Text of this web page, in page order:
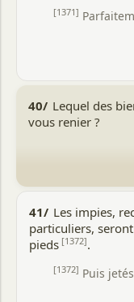
[1371]
40/ Lequel des
vous renier ?
41/ Les impies,
particuliers,
pieds [1372].
[1372] Puis